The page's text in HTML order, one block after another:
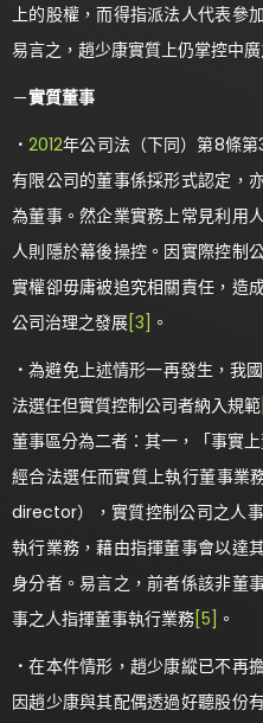
上的股權，而得指派法人代表參
易言之，趙少康實質上仍掌控中
－實質董事
．2012年公司法（下同）第8條
有限公司的董事係採形式認定，
為董事。然企業實務上常見利用
人則隱於幕後操控。因實際控制
實權卻毋庸被追究相關責任，造
公司治理之發展[3] 。
．為避免上述情形一再發生，我
法選任但實質控制公司者納入規範
董事區分為二者：其一，「事
經合法選任而實質上執行董事業
director），實質控制公司之人
執行業務，藉由指揮董事會以達
身分者。易言之，前者係該非董
事之人指揮董事執行業務[5] 。
．在本件情形，趙少康縱已不再
因趙少康與其配偶透過好聽股份